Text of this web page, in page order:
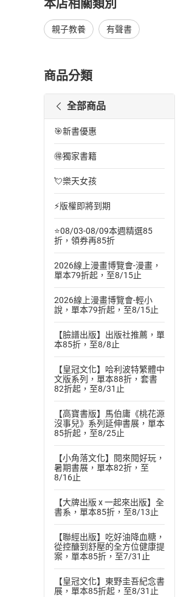
本店相關類別
親子教養 有聲書
商品分類
全部商品
🎯新書優惠
🉐獨家書籍
💘樂天女孩
⚡版權即將到期
⭐08/03-08/09本週精選85
折，領券再85折
2026線上漫畫博覽會-漫畫，
單本79折起，至8/15止
2026線上漫畫博覽會-輕小
說，單本79折起，至8/15止
【臉譜出版】出版社推薦，單
本85折，至8/8止
【皇冠文化】哈利波特繁體中
文版系列，單本88折，套書
82折起，至8/31止
【高寶書版】馬伯庸《桃花源
沒事兒》系列延伸書展，單本
85折起，至8/25止
【小角落文化】閱來閱好玩，
暑期書展，單本82折，至
8/16止
【大牌出版 x 一起來出版】全
書系，單本85折，至8/13止
【聯經出版】吃好油降血糖，
從控醣到舒壓的全方位健康提
案，單本85折，至7/31止
【皇冠文化】東野圭吾紀念書
展，單本85折起，至8/31止